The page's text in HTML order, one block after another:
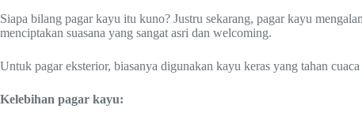
Siapa bilang pagar kayu itu kuno? Justru sekarang, pagar kayu
menciptakan suasana yang sangat asri dan welcoming.
Untuk pagar eksterior, biasanya digunakan kayu keras yang tahan
Kelebihan pagar kayu: